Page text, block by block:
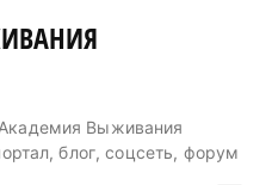
Выживания
блог, соцсеть, форум